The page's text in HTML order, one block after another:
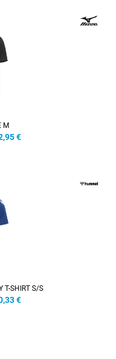
M
€
T-SHIRT S/S
€